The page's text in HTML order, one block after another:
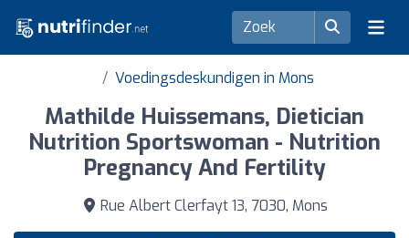
Voedingsdeskundigen in Mons
Mathilde Huissemans, Dietician
Nutrition Sportswoman - Nutrition
Pregnancy And Fertility
Rue Albert Clerfayt 13, 7030, Mons